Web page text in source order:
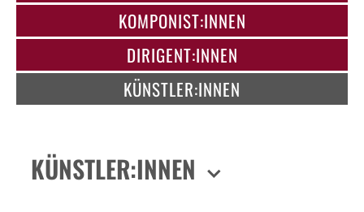
KOMPONIST:INNEN
DIRIGENT:INNEN
KÜNSTLER:INNEN
KÜNSTLER:INNEN